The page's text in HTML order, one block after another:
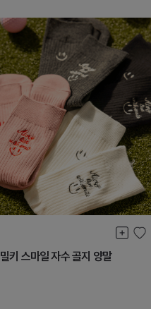
밀키 스마일 자수 골지 양말